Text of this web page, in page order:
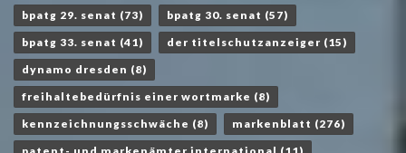
bpatg 29. senat (73) bpatg 30. senat (57)
bpatg 33. senat (41) der titelschutzanzeiger (15)
dynamo dresden (8)
freihaltebedürfnis einer wortmarke (8)
kennzeichnungsschwäche (8) markenblatt (276)